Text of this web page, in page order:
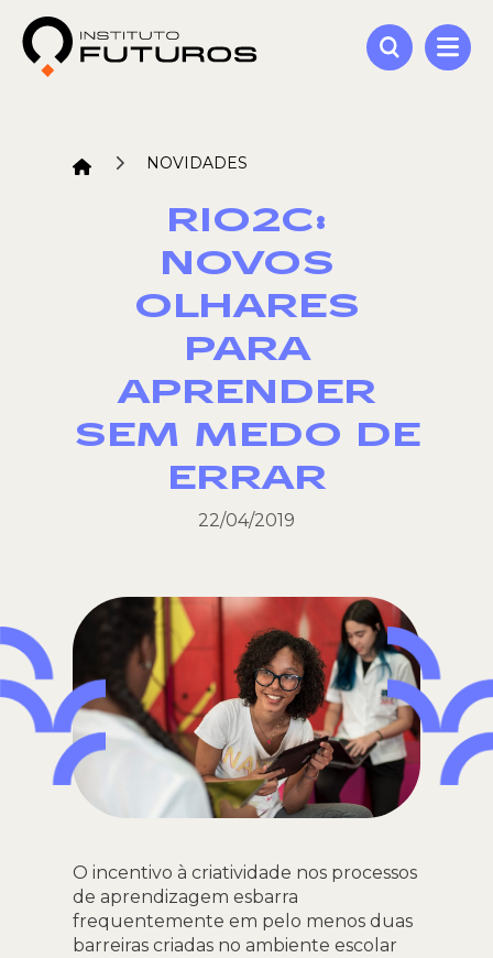
NOVIDADES
RIO2C:
NOVOS
OLHARES
PARA
APRENDER
SEM MEDO DE
ERRAR
22/04/2019
O incentivo à criatividade nos processos
de aprendizagem esbarra
frequentemente em pelo menos duas
barreiras criadas no ambiente escolar